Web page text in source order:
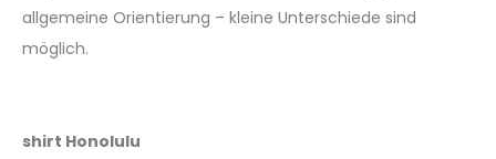
allgemeine Orientierung – kleine Unterschiede sind
möglich.
shirt Honolulu